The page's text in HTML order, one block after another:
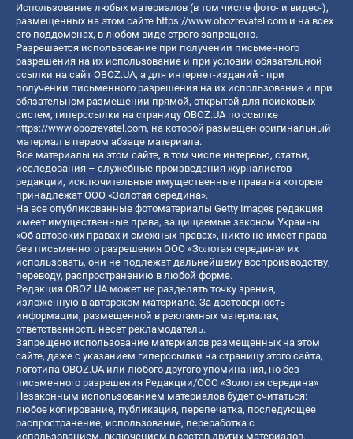
Использование любых материалов (в том числе фото- и видео-),
размещенных на этом сайте https://www.obozrevatel.com и на всех
его поддоменах, в любом виде строго запрещено.
Разрешается использование при получении письменного
разрешения на их использование и при условии обязательной
ссылки на сайт OBOZ.UA, а для интернет-изданий - при
получении письменного разрешения на их использование и при
обязательном размещении прямой, открытой для поисковых
систем, гиперссылки на страницу OBOZ.UA по ссылке
https://www.obozrevatel.com, на которой размещен оригинальный
материал в первом абзаце материала.
Все материалы на этом сайте, в том числе интервью, статьи,
исследования – служебные произведения журналистов
редакции, исключительные имущественные права на которые
принадлежат ООО «Золотая середина».
На все опубликованные фотоматериалы Getty Images редакция
имеет имущественные права, защищаемые законом Украины
«Об авторских правах и смежных правах», никто не имеет права
без письменного разрешения ООО «Золотая середина» их
использовать, они не подлежат дальнейшему воспроизводству,
переводу, распространению в любой форме.
Редакция OBOZ.UA может не разделять точку зрения,
изложенную в авторском материале. За достоверность
информации, размещенной в рекламных материалах,
ответственность несет рекламодатель.
Запрещено использование материалов размещенных на этом
сайте, даже с указанием гиперссылки на страницу этого сайта,
логотипа OBOZ.UA или любого другого упоминания, но без
письменного разрешения Редакции/ООО «Золотая середина»
Незаконным использованием материалов будет считаться:
любое копирование, публикация, перепечатка, последующее
распространение, использование, переработка с
использованием, включением в состав других материалов,